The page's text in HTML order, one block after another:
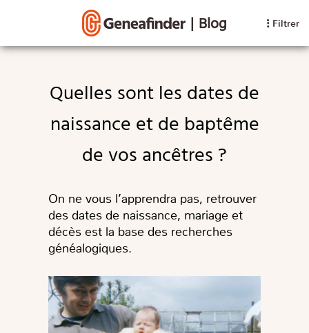
| Blog Filtrer
Quelles sont les dates de
naissance et de baptême
de vos ancêtres ?
On ne vous l’apprendra pas, retrouver
des dates de naissance, mariage et
décès est la base des recherches
généalogiques.